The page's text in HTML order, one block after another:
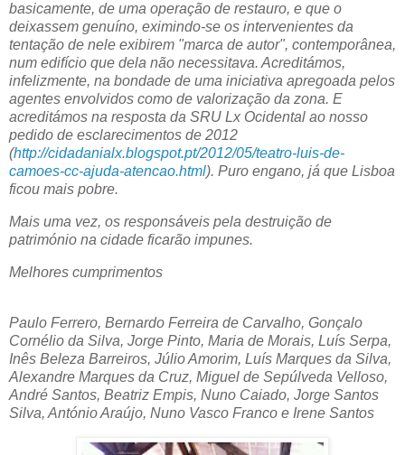
basicamente, de uma operação de restauro, e que o
deixassem genuíno, eximindo-se os intervenientes da
tentação de nele exibirem "marca de autor", contemporânea,
num edifício que dela não necessitava. Acreditámos,
infelizmente, na bondade de uma iniciativa apregoada pelos
agentes envolvidos como de valorização da zona. E
acreditámos na resposta da SRU Lx Ocidental ao nosso
pedido de esclarecimentos de 2012
(http://cidadanialx.blogspot.pt/2012/05/teatro-luis-de-
camoes-cc-ajuda-atencao.html). Puro engano, já que Lisboa
ficou mais pobre.
Mais uma vez, os responsáveis pela destruição de
património na cidade ficarão impunes.
Melhores cumprimentos
Paulo Ferrero, Bernardo Ferreira de Carvalho, Gonçalo
Cornélio da Silva, Jorge Pinto, Maria de Morais, Luís Serpa,
Inês Beleza Barreiros, Júlio Amorim, Luís Marques da Silva,
Alexandre Marques da Cruz, Miguel de Sepúlveda Velloso,
André Santos, Beatriz Empis, Nuno Caiado, Jorge Santos
Silva, António Araújo, Nuno Vasco Franco e Irene Santos